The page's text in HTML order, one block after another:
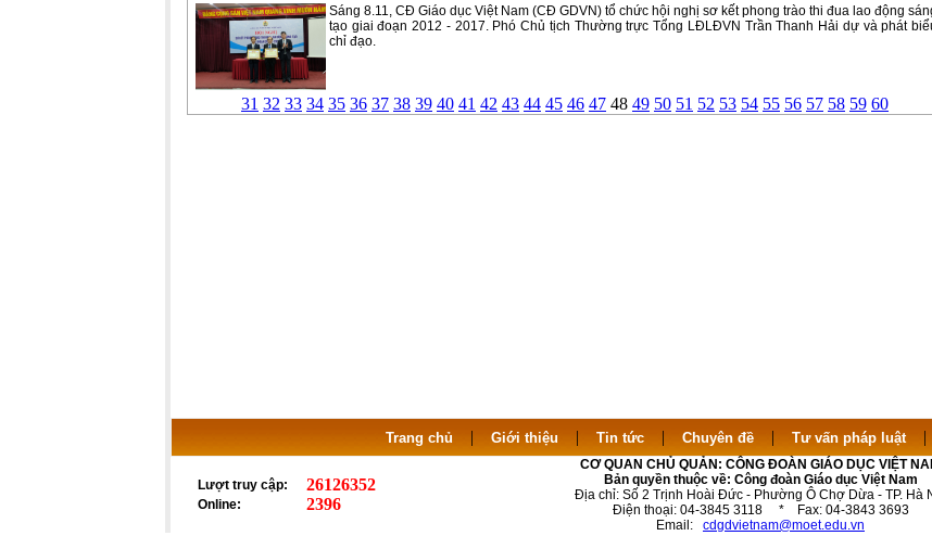
Sáng 8.11, CĐ Giáo dục Việt Nam (CĐ GDVN) tổ chức hội nghị sơ kết phong trào thi đua lao động
tạo giai đoạn 2012 - 2017. Phó Chủ tịch Thường trực Tổng LĐLĐVN Trần Thanh Hải dự và phát
chỉ đạo.
31 32 33 34 35 36 37 38 39 40 41 42 43 44 45 46 47 48 49 50 51 52 53 54 55 56 57 58 59 60
Trang chủ | Giới thiệu | Tin tức| Chuyên đề| Tư vấn pháp luật
Lượt truy cập: 26126352
Online: 2396
CƠ QUAN CHỦ QUẢN: CÔNG ĐOÀN GIÁO DỤC VIỆT
Bản quyền thuộc về: Công đoàn Giáo dục Việt Nam
Địa chỉ: Số 2 Trịnh Hoài Đức - Phường Ô Chợ Dừa - TP. Hà
Điện thoại: 04-3845 3118 * Fax: 04-3843 3693
Email: cdgdvietnam@moet.edu.vn